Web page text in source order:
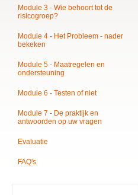
Module 3 - Wie behoort tot de
risicogroep?
Module 4 - Het Probleem - nader
bekeken
Module 5 - Maatregelen en
ondersteuning
Module 6 - Testen of niet
Module 7 - De praktijk en
antwoorden op uw vragen
Evaluatie
FAQ's